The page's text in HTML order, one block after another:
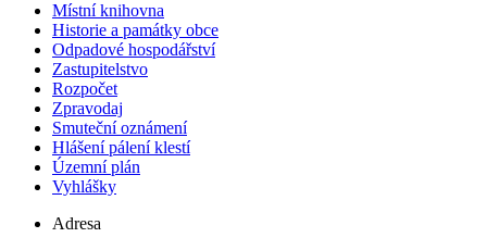
Místní knihovna
Historie a památky obce
Odpadové hospodářství
Zastupitelstvo
Rozpočet
Zpravodaj
Smuteční oznámení
Hlášení pálení klestí
Územní plán
Vyhlášky
Adresa